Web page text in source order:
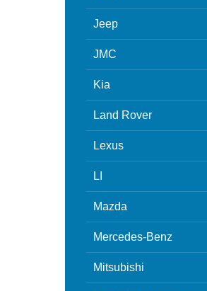
Jeep
JMC
Kia
Land Rover
Lexus
LI
Mazda
Mercedes-Benz
Mitsubishi